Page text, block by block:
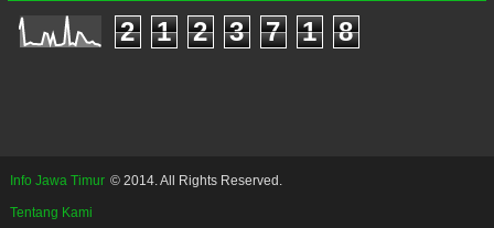
2 1 2 3 7 1 8
Info Jawa Timur © 2014. All Rights Reserved.
Tentang Kami